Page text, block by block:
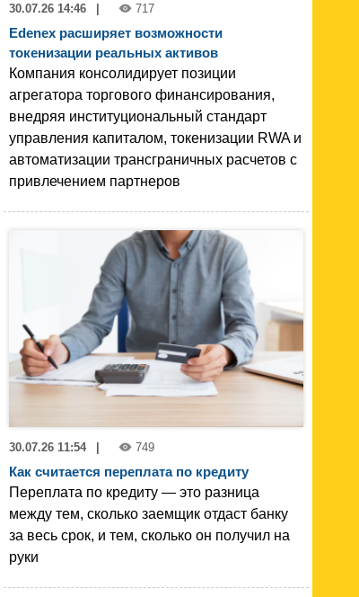
30.07.26 14:46 717
Edenex расширяет возможности
токенизации реальных активов
Компания консолидирует позиции
агрегатора торгового финансирования,
внедряя институциональный стандарт
управления капиталом, токенизации RWA и
автоматизации трансграничных расчетов с
привлечением партнеров
30.07.26 11:54 | 749
Как считается переплата по кредиту
Переплата по кредиту — это разница
между тем, сколько заемщик отдаст банку
за весь срок, и тем, сколько он получил на
руки